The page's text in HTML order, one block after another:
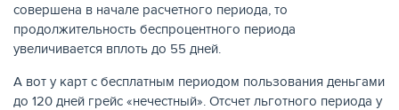
совершена в начале расчетного периода, то
продолжительность беспроцентного периода
увеличивается вплоть до 55 дней.
А вот у карт с бесплатным периодом пользования деньгами
до 120 дней грейс «нечестный». Отсчет льготного периода у